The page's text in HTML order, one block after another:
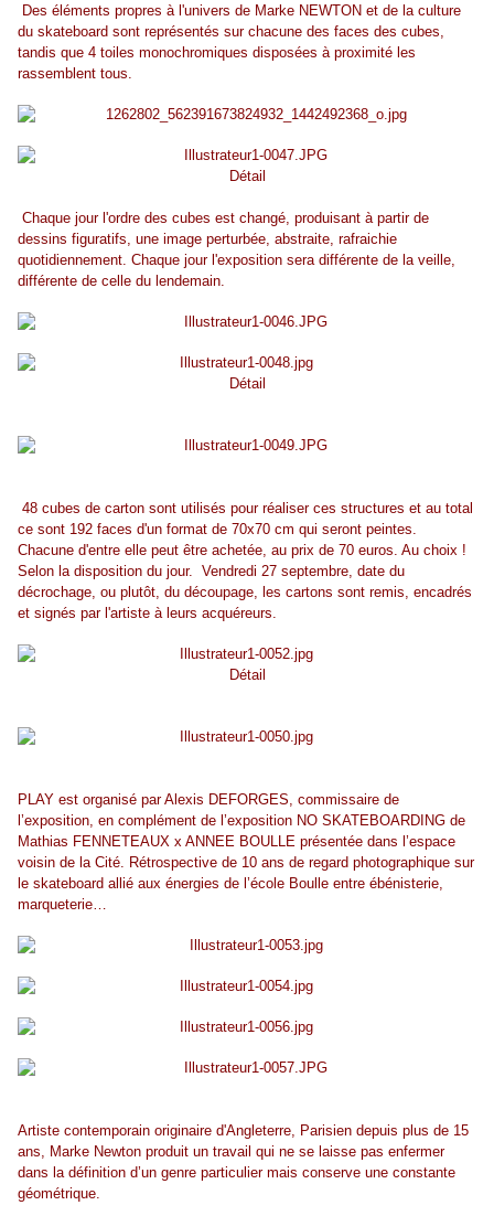
Des éléments propres à l'univers de Marke NEWTON et de la culture
du skateboard sont représentés sur chacune des faces des cubes,
tandis que 4 toiles monochromiques disposées à proximité les
rassemblent tous.
Détail
Chaque jour l'ordre des cubes est changé, produisant à partir de
dessins figuratifs, une image perturbée, abstraite, rafraichie
quotidiennement. Chaque jour l'exposition sera différente de la veille,
différente de celle du lendemain.
Détail
48 cubes de carton sont utilisés pour réaliser ces structures et au total
ce sont 192 faces d'un format de 70x70 cm qui seront peintes.
Chacune d'entre elle peut être achetée, au prix de 70 euros. Au choix !
Selon la disposition du jour. Vendredi 27 septembre, date du
décrochage, ou plutôt, du découpage, les cartons sont remis, encadrés
et signés par l'artiste à leurs acquéreurs.
Détail
PLAY est organisé par Alexis DEFORGES, commissaire de
l’exposition, en complément de l’exposition NO SKATEBOARDING de
Mathias FENNETEAUX x ANNEE BOULLE présentée dans l’espace
voisin de la Cité. Rétrospective de 10 ans de regard photographique sur
le skateboard allié aux énergies de l’école Boulle entre ébénisterie,
marqueterie…
Artiste contemporain originaire d'Angleterre, Parisien depuis plus de 15
ans, Marke Newton produit un travail qui ne se laisse pas enfermer
dans la définition d’un genre particulier mais conserve une constante
géométrique.